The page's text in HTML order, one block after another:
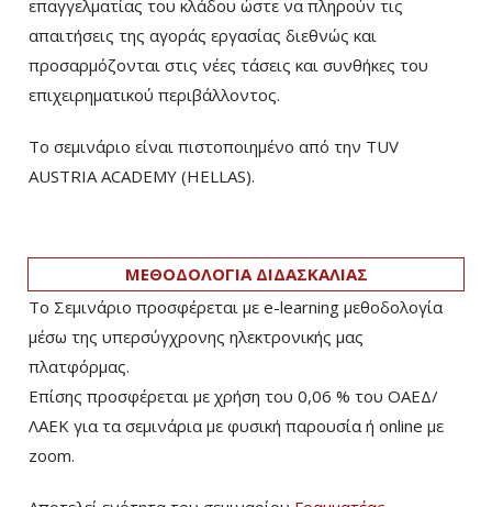
επαγγελματίας του κλάδου ώστε να πληρούν τις
απαιτήσεις της αγοράς εργασίας διεθνώς και
προσαρμόζονται στις νέες τάσεις και συνθήκες του
επιχειρηματικού περιβάλλοντος.
Το σεμινάριο είναι πιστοποιημένο από την TUV
AUSTRIA ACADEMY (HELLAS).
ΜΕΘΟΔΟΛΟΓΙΑ ΔΙΔΑΣΚΑΛΙΑΣ
Το Σεμινάριο προσφέρεται με e-learning μεθοδολογία
μέσω της υπερσύγχρονης ηλεκτρονικής μας
πλατφόρμας.
Επίσης προσφέρεται με χρήση του 0,06 % του ΟΑΕΔ/
ΛΑΕΚ για τα σεμινάρια με φυσική παρουσία ή online με
zoom.